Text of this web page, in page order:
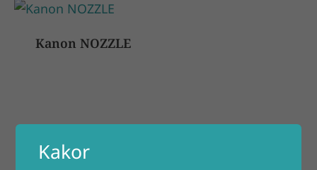
Kanon NOZZLE
Kakor